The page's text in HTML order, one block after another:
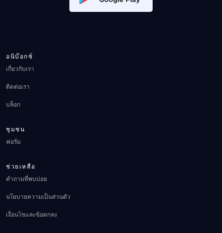
อนิบ๊อกช์
เกี่ยวกับเรา
ติดต่อเรา
บล็อก
ชุมชน
ฟอรั่ม
ช่วยเหลือ
คำถามที่พบบ่อย
นโยบายความเป็นส่วนตัว
เงื่อนไขและข้อตกลง